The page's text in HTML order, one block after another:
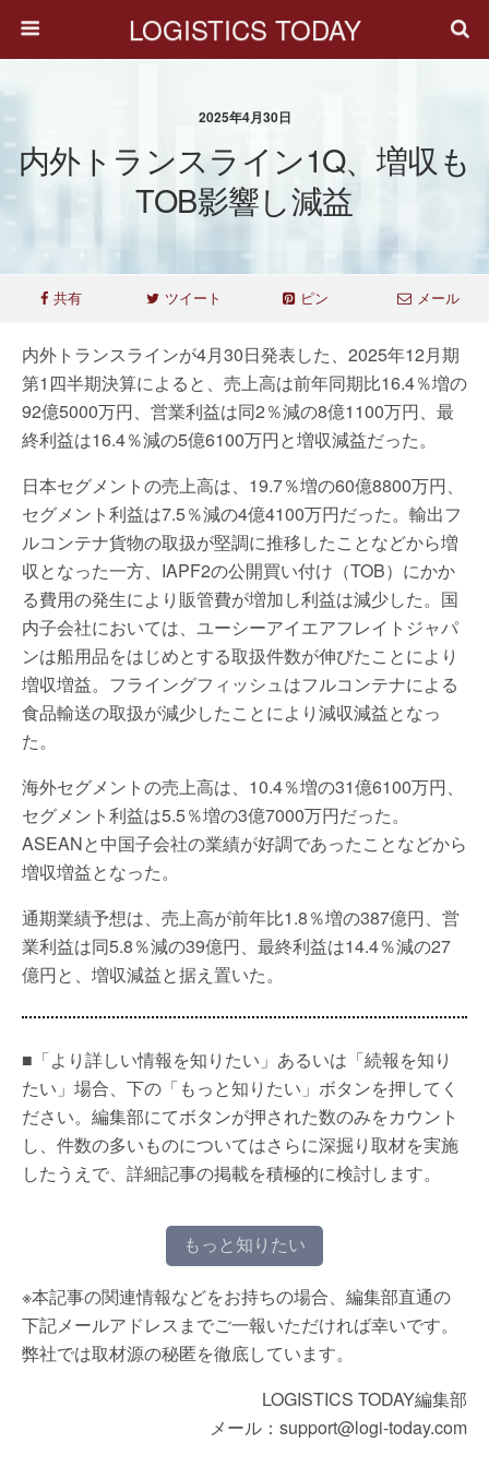
LOGISTICS TODAY
2025年4月30日
内外トランスライン1Q、増収も
TOB影響し減益
共有 ツイート ピン メール
内外トランスラインが4月30日発表した、2025年12月期
第1四半期決算によると、売上高は前年同期比16.4％増の
92億5000万円、営業利益は同2％減の8億1100万円、最
終利益は16.4％減の5億6100万円と増収減益だった。
日本セグメントの売上高は、19.7％増の60億8800万円、
セグメント利益は7.5％減の4億4100万円だった。輸出フ
ルコンテナ貨物の取扱が堅調に推移したことなどから増
収となった一方、IAPF2の公開買い付け（TOB）にかか
る費用の発生により販管費が増加し利益は減少した。国
内子会社においては、ユーシーアイエアフレイトジャパ
ンは船用品をはじめとする取扱件数が伸びたことにより
増収増益。フライングフィッシュはフルコンテナによる
食品輸送の取扱が減少したことにより減収減益となっ
た。
海外セグメントの売上高は、10.4％増の31億6100万円、
セグメント利益は5.5％増の3億7000万円だった。
ASEANと中国子会社の業績が好調であったことなどから
増収増益となった。
通期業績予想は、売上高が前年比1.8％増の387億円、営
業利益は同5.8％減の39億円、最終利益は14.4％減の27
億円と、増収減益と据え置いた。
■「より詳しい情報を知りたい」あるいは「続報を知り
たい」場合、下の「もっと知りたい」ボタンを押してく
ださい。編集部にてボタンが押された数のみをカウント
し、件数の多いものについてはさらに深掘り取材を実施
したうえで、詳細記事の掲載を積極的に検討します。
もっと知りたい
※本記事の関連情報などをお持ちの場合、編集部直通の
下記メールアドレスまでご一報いただければ幸いです。
弊社では取材源の秘匿を徹底しています。
LOGISTICS TODAY編集部
メール：support@logi-today.com